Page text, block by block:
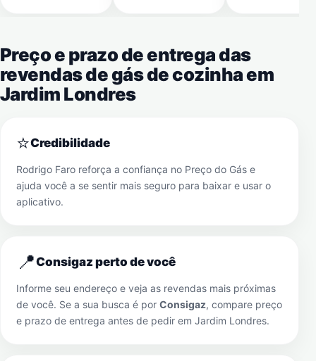
Preço e prazo de entrega das
revendas de gás de cozinha em
Jardim Londres
⭐Credibilidade
Rodrigo Faro reforça a confiança no Preço do Gás e
ajuda você a se sentir mais seguro para baixar e usar o
aplicativo.
📍Consigaz perto de você
Informe seu endereço e veja as revendas mais próximas
de você. Se a sua busca é por Consigaz, compare preço
e prazo de entrega antes de pedir em Jardim Londres.